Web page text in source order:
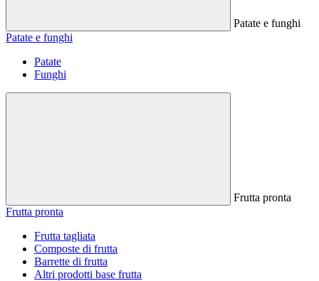
Patate e funghi
Patate e funghi
Patate
Funghi
Frutta pronta
Frutta pronta
Frutta tagliata
Composte di frutta
Barrette di frutta
Altri prodotti base frutta